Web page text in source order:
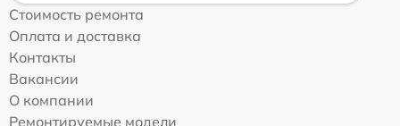
Стоимость ремонта
Оплата и доставка
Контакты
Вакансии
О компании
Ремонтируемые модели